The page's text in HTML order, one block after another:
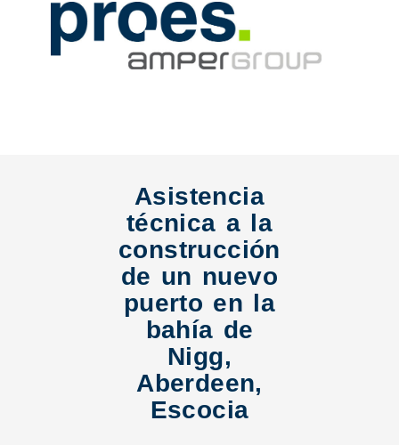
Asistencia
técnica a la
construcción
de un nuevo
puerto en la
bahía de
Nigg,
Aberdeen,
Escocia